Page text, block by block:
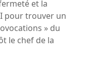
et la
pour trouver un
» du
le chef de la